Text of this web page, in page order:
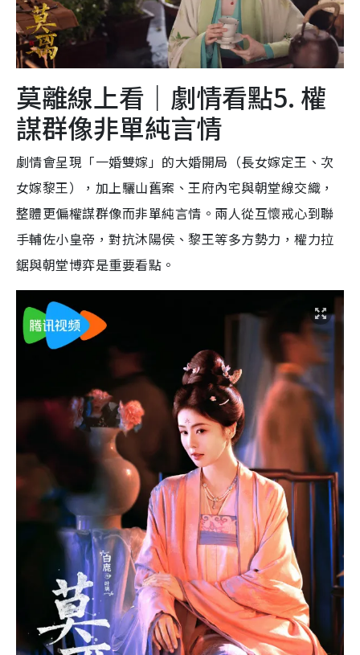
莫離線上看｜劇情看點5. 權
謀群像非單純言情
劇情會呈現「一婚雙嫁」的大婚開局（長女嫁定王、次
女嫁黎王），加上驪山舊案、王府內宅與朝堂線交織，
整體更偏權謀群像而非單純言情。兩人從互懷戒心到聯
手輔佐小皇帝，對抗沐陽侯、黎王等多方勢力，權力拉
鋸與朝堂博弈是重要看點。